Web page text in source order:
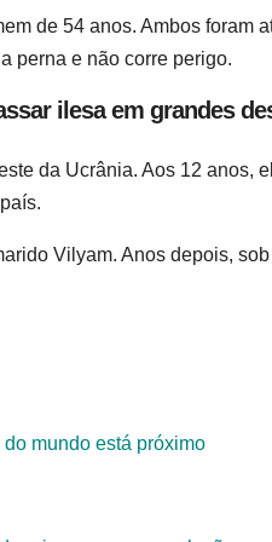
de 54 anos. Ambos foram
perna e não corre perigo.
ilesa em grandes
da Ucrânia. Aos 12 anos,
Vilyam. Anos depois,
mundo está próximo